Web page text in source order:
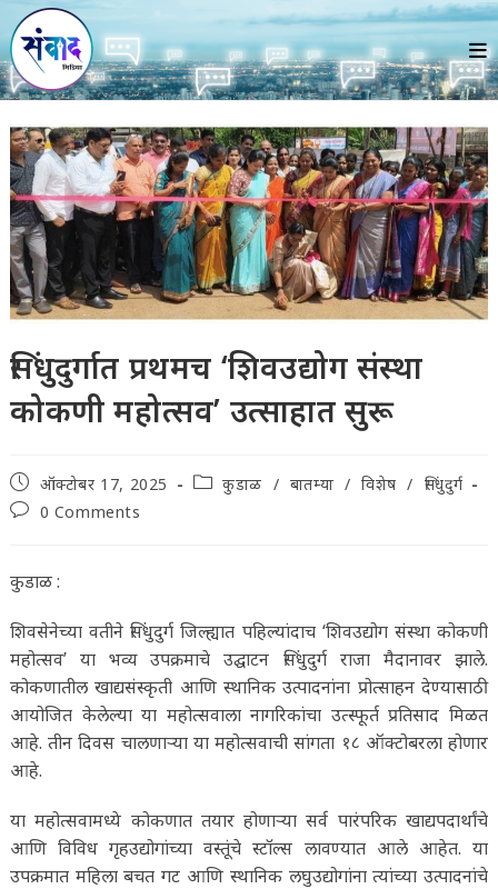
Skip
to
content
सिंधुदुर्गात प्रथमच ‘शिवउद्योग संस्था
कोकणी महोत्सव’ उत्साहात सुरू
Post
published:
ऑक्टोबर 17, 2025
Postकुडाळ / बातम्या / विशेष / सिंधुदुर्ग
Post0 Comments
कुडाळ :
शिवसेनेच्या वतीने सिंधुदुर्ग जिल्ह्यात पहिल्यांदाच ‘शिवउद्योग संस्था कोकणी
महोत्सव’ या भव्य उपक्रमाचे उद्घाटन सिंधुदुर्ग राजा मैदानावर झाले.
कोकणातील खाद्यसंस्कृती आणि स्थानिक उत्पादनांना प्रोत्साहन देण्यासाठी
आयोजित केलेल्या या महोत्सवाला नागरिकांचा उत्स्फूर्त प्रतिसाद मिळत
आहे. तीन दिवस चालणाऱ्या या महोत्सवाची सांगता १८ ऑक्टोबरला होणार
आहे.
या महोत्सवामध्ये कोकणात तयार होणाऱ्या सर्व पारंपरिक खाद्यपदार्थांचे
आणि विविध गृहउद्योगांच्या वस्तूंचे स्टॉल्स लावण्यात आले आहेत. या
उपक्रमात महिला बचत गट आणि स्थानिक लघुउद्योगांना त्यांच्या उत्पादनांचे